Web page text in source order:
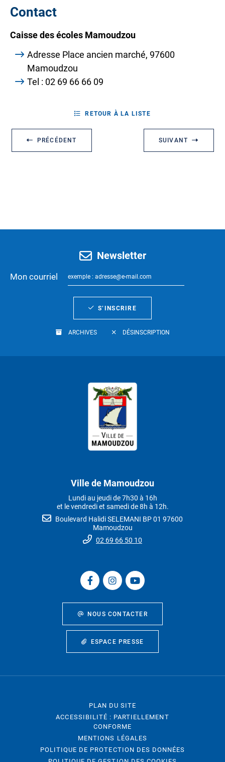
Contact
Caisse des écoles Mamoudzou
Adresse Place ancien marché, 97600
Mamoudzou
Tel : 02 69 66 66 09
PRÉCÉDENT
RETOUR À LA LISTE
SUIVANT
Newsletter
Mon courriel
S’INSCRIRE
ARCHIVES DÉSINSCRIPTION
Ville de Mamoudzou
Lundi au jeudi de 7h30 à 16h
et le vendredi et samedi de 8h à 12h.
Boulevard Halidi SELEMANI BP 01 97600
Mamoudzou
02 69 66 50 10
NOUS CONTACTER
ESPACE PRESSE
PLAN DU SITE
ACCESSIBILITÉ : PARTIELLEMENT
CONFORME
MENTIONS LÉGALES
POLITIQUE DE PROTECTION DES DONNÉES